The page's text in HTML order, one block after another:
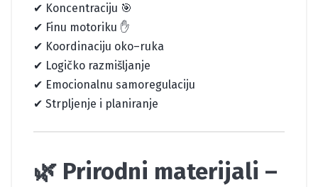
✔ Koncentraciju 🎯
✔ Finu motoriku ✋
✔ Koordinaciju oko–ruka
✔ Logičko razmišljanje
✔ Emocionalnu samoregulaciju
✔ Strpljenje i planiranje
🌿 Prirodni materijali –